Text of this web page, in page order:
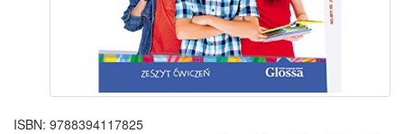
ISBN: 9788394117825